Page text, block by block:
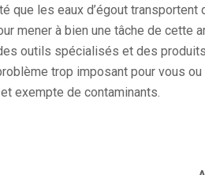
que les eaux d’égout
mener à bien une tâche de cette
outils spécialisés et des
trop imposant pour vous
exempte de contaminants.